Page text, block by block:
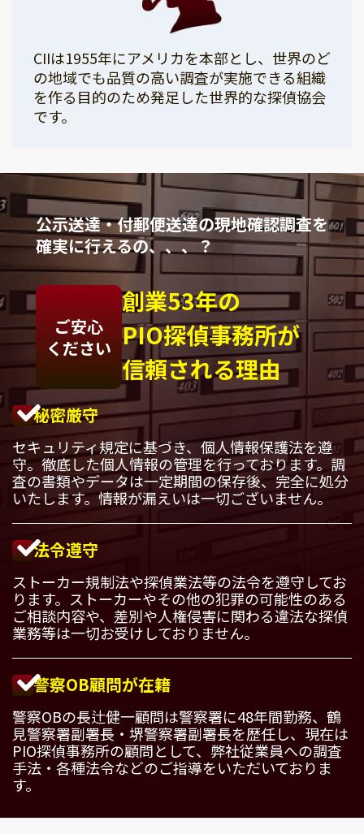
CIIは1955年にアメリカを本部とし、世界のど
の地域でも品質の高い調査が実施できる組織
を作る目的のため発足した世界的な探偵協会
です。
公示送達・付郵便送達の現地確認調査を
確実に行えるの、、、？
ご安心
ください
創業53年の
PIO探偵事務所が
信頼される理由
秘密厳守
セキュリティ規定に基づき、個人情報保護法を遵
守。徹底した個人情報の管理を行っております。調
査の書類やデータは一定期間の保存後、完全に処分
いたします。情報が漏えいは一切ございません。
法令遵守
ストーカー規制法や探偵業法等の法令を遵守してお
ります。ストーカーやその他の犯罪の可能性のある
ご相談内容や、差別や人権侵害に関わる違法な探偵
業務等は一切お受けしておりません。
警察OB顧問が在籍
警察OBの長辻健一顧問は警察署に48年間勤務、鶴
見警察署副署長・堺警察署副署長を歴任し、現在は
PIO探偵事務所の顧問として、弊社従業員への調査
手法・各種法令などのご指導をいただいておりま
す。